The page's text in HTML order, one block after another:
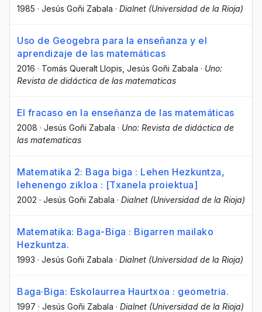
1985 · Jesús Goñi Zabala · Dialnet (Universidad de la Rioja)
Uso de Geogebra para la enseñanza y el
aprendizaje de las matemáticas
2016 · Tomás Queralt Llopis , Jesús Goñi Zabala · Uno:
Revista de didáctica de las matematicas
El fracaso en la enseñanza de las matemáticas
2008 · Jesús Goñi Zabala · Uno: Revista de didáctica de
las matematicas
Matematika 2: Baga biga : Lehen Hezkuntza,
lehenengo zikloa : [Txanela proiektua]
2002 · Jesús Goñi Zabala · Dialnet (Universidad de la Rioja)
Matematika: Baga-Biga : Bigarren mailako
Hezkuntza.
1993 · Jesús Goñi Zabala · Dialnet (Universidad de la Rioja)
Baga·Biga: Eskolaurrea Haurtxoa : geometria.
1997 · Jesús Goñi Zabala · Dialnet (Universidad de la Rioja)